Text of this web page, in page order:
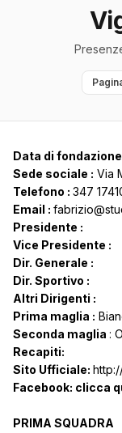
Data di fondazione
Sede sociale : Via
Telefono : 347
Email :
Presidente :
Vice Presidente :
Dir. Generale :
Dir. Sportivo :
Altri Dirigenti :
Prima maglia :
Seconda maglia :
Recapiti:
Sito Ufficiale:
Facebook: clicca
PRIMA SQUADRA